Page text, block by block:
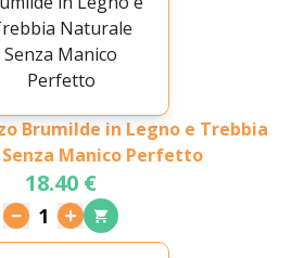
Brumilde in Legno e Trebbia
Manico Perfetto
18.40 €
1